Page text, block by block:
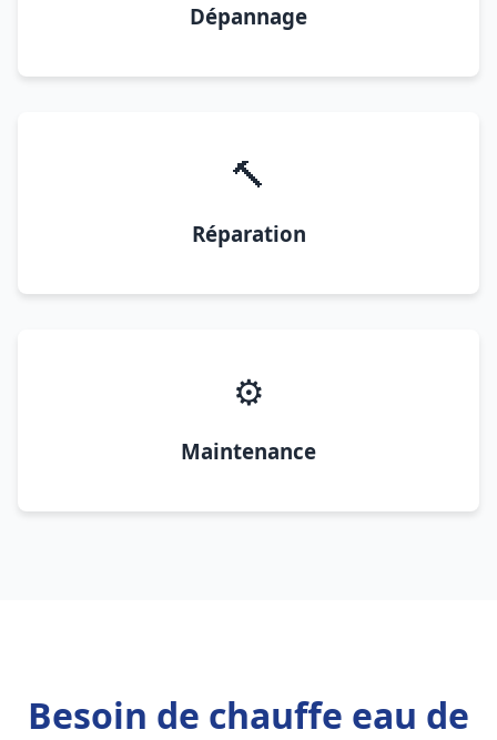
Dépannage
🔨
Réparation
⚙️
Maintenance
Besoin de chauffe eau de